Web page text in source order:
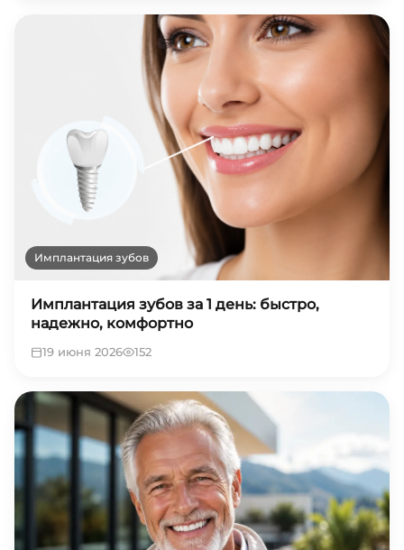
Имплантация зубов
Имплантация зубов за 1 день: быстро,
надежно, комфортно
19 июня 2026 152